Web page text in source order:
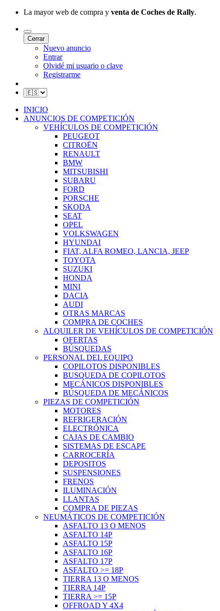
La mayor web de compra y venta de Coches de Rally.
Cerrar
Nuevo anuncio
Entrar
Olvidé mi usuario o clave
Registrarme
INICIO
ANUNCIOS DE COMPETICIÓN
VEHÍCULOS DE COMPETICIÓN
PEUGEOT
CITROËN
RENAULT
BMW
MITSUBISHI
SUBARU
FORD
PORSCHE
SKODA
SEAT
OPEL
VOLKSWAGEN
HYUNDAI
FIAT, ALFA ROMEO, LANCIA, JEEP
TOYOTA
SUZUKI
HONDA
MINI
DACIA
AUDI
OTRAS MARCAS
COMPRA DE COCHES
ALQUILER DE VEHÍCULOS DE COMPETICIÓN
OFERTAS
BÚSQUEDAS
PERSONAL DEL EQUIPO
COPILOTOS DISPONIBLES
BUSQUEDA DE COPILOTOS
MECÁNICOS DISPONIBLES
BÚSQUEDA DE MECÁNICOS
PIEZAS DE COMPETICIÓN
MOTORES
REFRIGERACIÓN
ELECTRÓNICA
CAJAS DE CAMBIO
SISTEMAS DE ESCAPE
CARROCERÍA
DEPOSITOS
SUSPENSIONES
FRENOS
ILUMINACIÓN
LLANTAS
COMPRA DE PIEZAS
NEUMÁTICOS DE COMPETICIÓN
ASFALTO 13 O MENOS
ASFALTO 14P
ASFALTO 15P
ASFALTO 16P
ASFALTO 17P
ASFALTO >= 18P
TIERRA 13 O MENOS
TIERRA 14P
TIERRA >= 15P
OFFROAD Y 4X4